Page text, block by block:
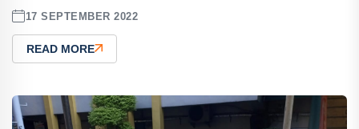
17 SEPTEMBER 2022
READ MORE